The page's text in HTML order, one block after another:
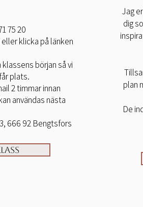
75 20
klicka på länken
början så vi
plats.
2 timmar innan
användas nästa
666 92 Bengtsfors
​Jag
dig
plan
De